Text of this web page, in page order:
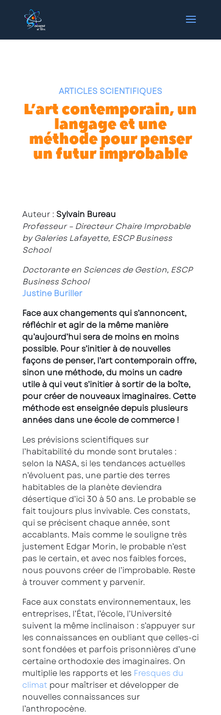
ARTICLES SCIENTIFIQUES
L’art contemporain, un
langage et une
méthode pour penser
un futur improbable
Auteur : Sylvain Bureau
Professeur – Directeur Chaire Improbable
by Galeries Lafayette, ESCP Business
School
Doctorante en Sciences de Gestion, ESCP
Business School
Justine Buriller
Face aux changements qui s’annoncent,
réfléchir et agir de la même manière
qu’aujourd’hui sera de moins en moins
possible. Pour s’initier à de nouvelles
façons de penser, l’art contemporain offre,
sinon une méthode, du moins un cadre
utile à qui veut s’initier à sortir de la boîte,
pour créer de nouveaux imaginaires. Cette
méthode est enseignée depuis plusieurs
années dans une école de commerce !
Les prévisions scientifiques sur
l’habitabilité du monde sont brutales :
selon la NASA, si les tendances actuelles
n’évoluent pas, une partie des terres
habitables de la planète deviendra
désertique d’ici 30 à 50 ans. Le probable se
fait toujours plus invivable. Ces constats,
qui se précisent chaque année, sont
accablants. Mais comme le souligne très
justement Edgar Morin, le probable n’est
pas le certain, et avec nos faibles forces,
nous pouvons créer de l’improbable. Reste
à trouver comment y parvenir.
Face aux constats environnementaux, les
entreprises, l’État, l’école, l’Université
suivent la même inclinaison : s’appuyer sur
les connaissances en oubliant que celles-ci
sont fondées et parfois prisonnières d’une
certaine orthodoxie des imaginaires. On
multiplie les rapports et les Fresques du
climatpour maîtriser et développer de
nouvelles connaissances sur
l’anthropocène.